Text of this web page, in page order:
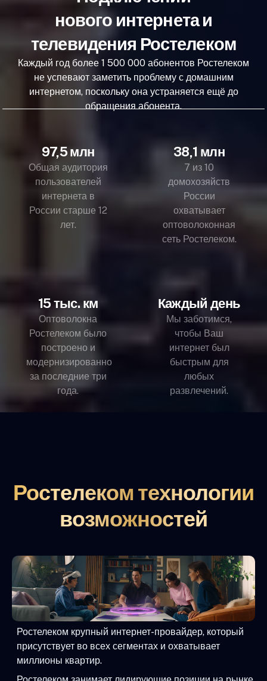
нового интернета и
телевидения Ростелеком
Каждый год более 1 500 000 абонентов Ростелеком
не успевают заметить проблему с домашним
интернетом, поскольку она устраняется ещё до
обращения абонента.
97,5 млн
Общая аудитория
пользователей
интернета в
России старше 12
лет.
38,1 млн
7 из 10
домохозяйств
России
охватывает
оптоволоконная
сеть Ростелеком.
15 тыс. км
Оптоволокна
Ростелеком было
построено и
модернизированно
за последние три
года.
Каждый день
Мы заботимся,
чтобы Ваш
интернет был
быстрым для
любых
развлечений.
Ростелеком технологии
возможностей
Ростелеком крупный интернет-провайдер, который
присутствует во всех сегментах и охватывает
миллионы квартир.